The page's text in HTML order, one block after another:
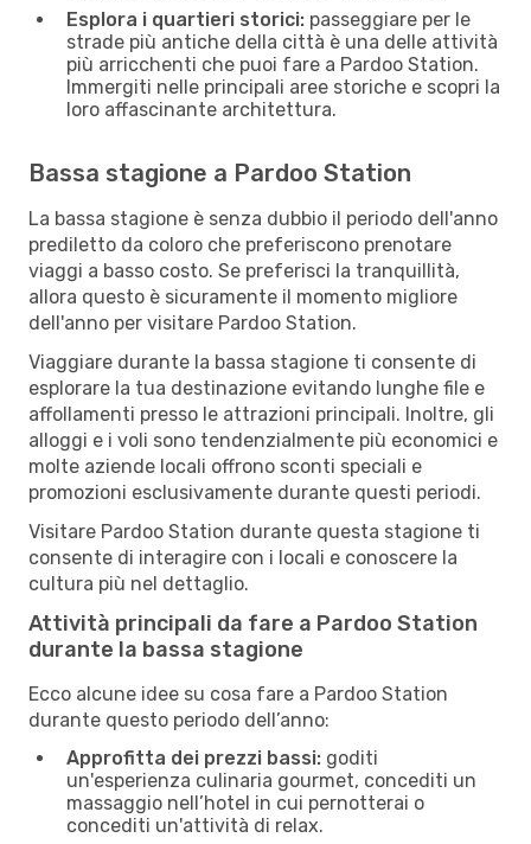
Esplora i quartieri storici: passeggiare per le
strade più antiche della città è una delle attività
più arricchenti che puoi fare a Pardoo Station.
Immergiti nelle principali aree storiche e scopri la
loro affascinante architettura.
Bassa stagione a Pardoo Station
La bassa stagione è senza dubbio il periodo dell'anno
prediletto da coloro che preferiscono prenotare
viaggi a basso costo. Se preferisci la tranquillità,
allora questo è sicuramente il momento migliore
dell'anno per visitare Pardoo Station.
Viaggiare durante la bassa stagione ti consente di
esplorare la tua destinazione evitando lunghe file e
affollamenti presso le attrazioni principali. Inoltre, gli
alloggi e i voli sono tendenzialmente più economici e
molte aziende locali offrono sconti speciali e
promozioni esclusivamente durante questi periodi.
Visitare Pardoo Station durante questa stagione ti
consente di interagire con i locali e conoscere la
cultura più nel dettaglio.
Attività principali da fare a Pardoo Station
durante la bassa stagione
Ecco alcune idee su cosa fare a Pardoo Station
durante questo periodo dell’anno:
Approfitta dei prezzi bassi: goditi
un'esperienza culinaria gourmet, concediti un
massaggio nell’hotel in cui pernotterai o
concediti un'attività di relax.